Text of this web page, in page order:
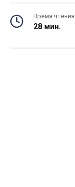
Время чтения
28 мин.